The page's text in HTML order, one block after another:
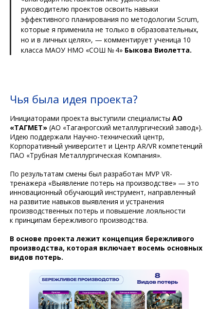
руководителю проектов освоить навыки
эффективного планирования по методологии Scrum,
которые я применила не только в образовательных,
но и в личных целях», — комментирует ученица 10
класса МАОУ НМО «СОШ № 4» Быкова Виолетта.
Чья была идея проекта?
Инициаторами проекта выступили специалисты АО
«ТАГМЕТ» (АО «Таганрогский металлургический завод»).
Идею поддержали Научно-технический центр,
Корпоративный университет и Центр AR/VR компетенций
ПАО «Трубная Металлургическая Компания».
По результатам смены был разработан MVP VR-
тренажера «Выявление потерь на производстве» — это
инновационный обучающий инструмент, направленный
на развитие навыков выявления и устранения
производственных потерь и повышение лояльности
к принципам бережливого производства.
В основе проекта лежит концепция бережливого
производства, которая включает восемь основных
видов потерь.